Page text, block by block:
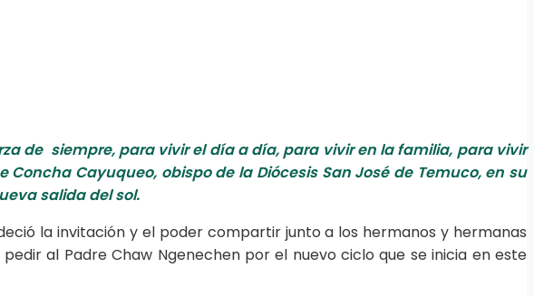
de siempre, para vivir el día a día, para vivir en la familia, para vivir
Cayuqueo, obispo de la Diócesis San José de Temuco, en su
salida del sol.
la invitación y el poder compartir junto a los hermanos y hermanas
al Padre Chaw Ngenechen por el nuevo ciclo que se inicia en este